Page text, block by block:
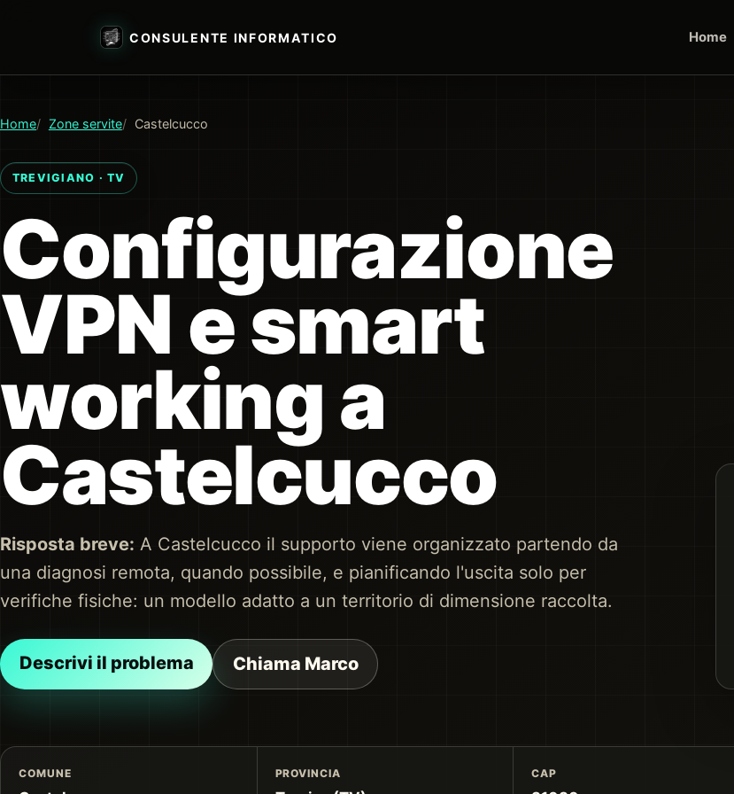
CONSULENTE INFORMATICO Home
Home Zone servite Castelcucco
TREVIGIANO · TV
Configurazione
VPN e smart
working a
Castelcucco
Risposta breve: A Castelcucco il supporto viene organizzato partendo da
una diagnosi remota, quando possibile, e pianificando l'uscita solo per
verifiche fisiche: un modello adatto a un territorio di dimensione raccolta.
Descrivi il problema Chiama Marco
COMUNE PROVINCIA CAP